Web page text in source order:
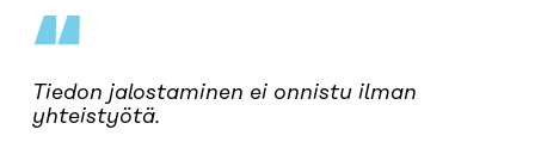
“
Tiedon jalostaminen ei onnistu ilman
yhteistyötä.